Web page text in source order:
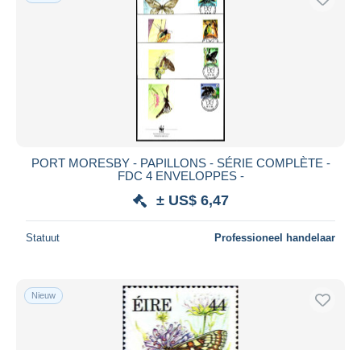
PORT MORESBY - PAPILLONS - SÉRIE COMPLÈTE -
FDC 4 ENVELOPPES -
± US$ 6,47
Statuut Professioneel handelaar
Nieuw